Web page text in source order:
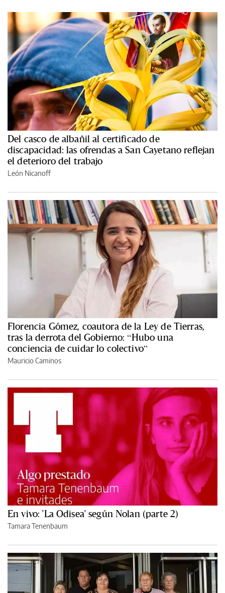
Del casco de albañil al certificado de
discapacidad: las ofrendas a San Cayetano reflejan
el deterioro del trabajo
León Nicanoff
Florencia Gómez, coautora de la Ley de Tierras,
tras la derrota del Gobierno: “Hubo una
conciencia de cuidar lo colectivo”
Mauricio Caminos
En vivo: 'La Odisea' según Nolan (parte 2)
Tamara Tenenbaum